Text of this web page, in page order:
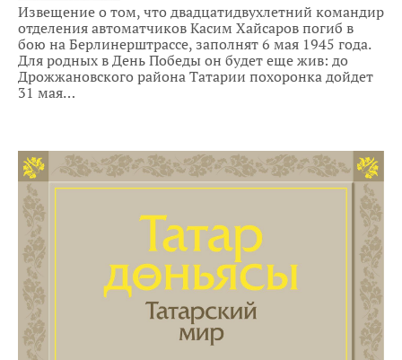
Извещение о том, что двадцатидвухлетний командир
отделения автоматчиков Касим Хайсаров погиб в
бою на Берлинерштрассе, заполнят 6 мая 1945 года.
Для родных в День Победы он будет еще жив: до
Дрожжановского района Татарии похоронка дойдет
31 мая…